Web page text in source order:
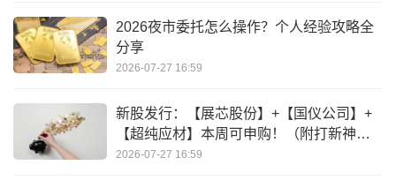
2026夜市委托怎么操作？个人经验攻略全
分享
2026-07-27 16:59
新股发行：【展芯股份】+【国仪公司】+
【超纯应材】本周可申购！（附打新神
器）
2026-07-27 16:59